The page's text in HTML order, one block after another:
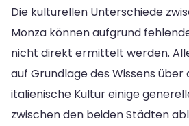
Die kulturellen Unterschiede
Monza können aufgrund
nicht direkt ermittelt werden.
auf Grundlage des Wissens über
italienische Kultur einige
zwischen den beiden Städten